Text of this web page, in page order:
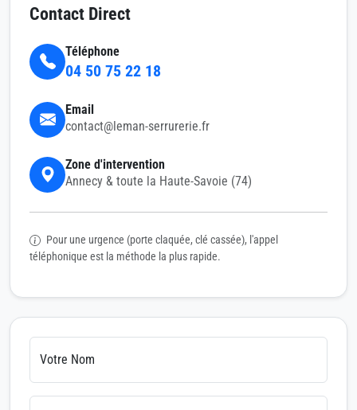
Contact Direct
Téléphone
04 50 75 22 18
Email
contact@leman-serrurerie.fr
Zone d'intervention
Annecy & toute la Haute-Savoie (74)
Pour une urgence (porte claquée, clé cassée), l'appel
téléphonique est la méthode la plus rapide.
Votre Nom